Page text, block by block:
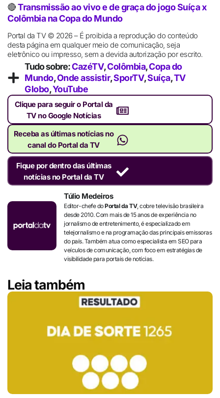
🔴Transmissão ao vivo e de graça do jogo Suíça x
Colômbia na Copa do Mundo
Portal da TV © 2026 – É proibida a reprodução do conteúdo
desta página em qualquer meio de comunicação, seja
eletrônico ou impresso, sem a devida autorização por escrito.
Tudo sobre:CazéTV,Colômbia,Copa do
Mundo,Onde assistir,SporTV,Suíça,TV
Globo,YouTube
Clique para seguir o Portal da
TV no Google Notícias
Receba as últimas notícias no
canal do Portal da TV
Fique por dentro das últimas
notícias no Portal da TV
Túlio Medeiros
Editor-chefe doPortal da TV, cobre televisão brasileira
desde 2010. Com mais de 15 anos de experiência no
jornalismo de entretenimento, é especializado em
telejornalismo e na programação das principais emissoras
do país. Também atua como especialista em SEO para
veículos de comunicação, com foco em estratégias de
visibilidade para portais de notícias.
Leia também